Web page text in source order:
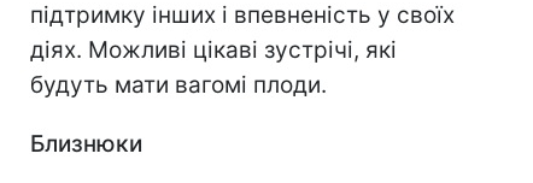
підтримку інших і впевненість у своїх
діях. Можливі цікаві зустрічі, які
будуть мати вагомі плоди.
Близнюки